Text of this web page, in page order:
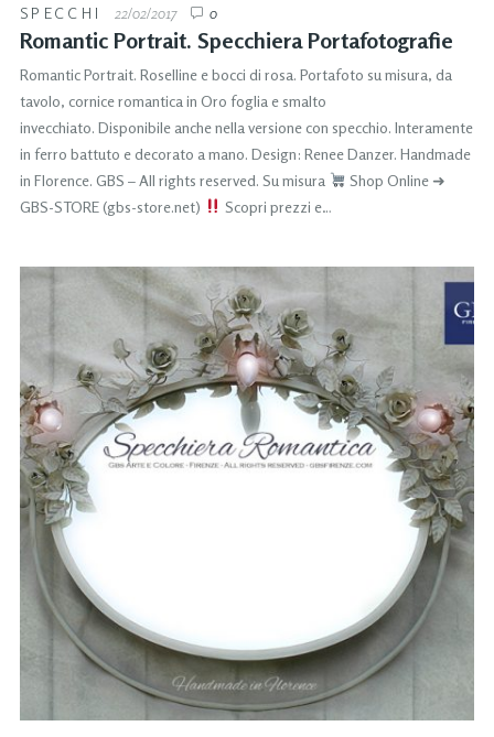
SPECCHI 22/02/2017 0
Romantic Portrait. Specchiera Portafotografie
Romantic Portrait. Roselline e bocci di rosa. Portafoto su misura, da
tavolo, cornice romantica in Oro foglia e smalto
invecchiato. Disponibile anche nella versione con specchio. Interamente
in ferro battuto e decorato a mano. Design: Renee Danzer. Handmade
in Florence. GBS – All rights reserved. Su misura
Shop Online ➜
GBS-STORE (gbs-store.net)
Scopri prezzi e…